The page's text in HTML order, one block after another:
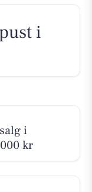
i
i
kr